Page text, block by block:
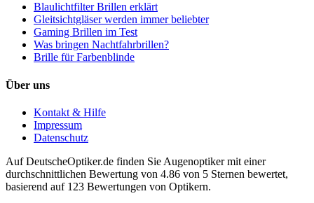
Blaulichtfilter Brillen erklärt
Gleitsichtgläser werden immer beliebter
Gaming Brillen im Test
Was bringen Nachtfahrbrillen?
Brille für Farbenblinde
Über uns
Kontakt & Hilfe
Impressum
Datenschutz
AufDeutscheOptiker.de finden Sie Augenoptiker mit einer
durchschnittlichen Bewertung von 4.86 von 5 Sternen bewertet,
basierend auf 123 Bewertungen von Optikern.